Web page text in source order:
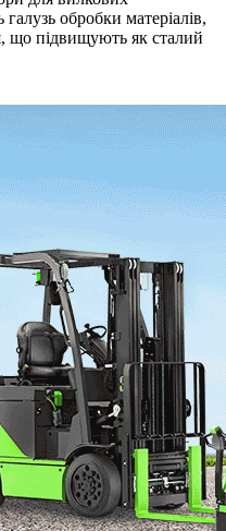
обробки матеріалів,
що підвищують як сталий